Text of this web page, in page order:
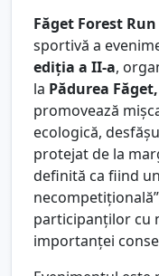
Făget Forest Run
sportivă a
ediția a II-a,
la Pădurea
promovează
ecologică,
protejat de la
definită ca fiind
participanților cu
importanței